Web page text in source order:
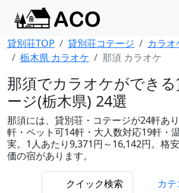
貸別荘TOP 貸別荘コテージ
カラオ
栃木県 カラオケ
那須 カラオケ
那須でカラオケができ
ージ(栃木県) 24選
那須には、貸別荘・コテージが24軒あ
軒・ペット可14軒・大人数対応19軒・
実。1人あたり9,371円～16,142円。格
価の宿があります。
クイック検索 カ